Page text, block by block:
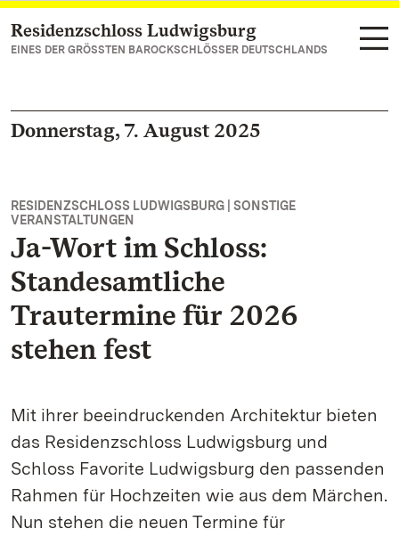
Zum Hauptinhalt springen
Residenzschloss Ludwigsburg
EINES DER GRÖSSTEN BAROCKSCHLÖSSER DEUTSCHLANDS
Donnerstag, 7. August 2025
RESIDENZSCHLOSS LUDWIGSBURG | SONSTIGE
VERANSTALTUNGEN
Ja-Wort im Schloss:
Standesamtliche
Trautermine für 2026
stehen fest
Mit ihrer beeindruckenden Architektur bieten
das Residenzschloss Ludwigsburg und
Schloss Favorite Ludwigsburg den passenden
Rahmen für Hochzeiten wie aus dem Märchen.
Nun stehen die neuen Termine für